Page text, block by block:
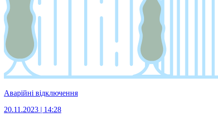
Аварійні відключення
20.11.2023 | 14:28